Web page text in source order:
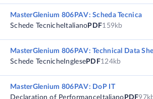
MasterGlenium 806PAV: Scheda Tecnica
Schede Tecniche Italiano PDF159kb
MasterGlenium 806PAV: Technical Data
Schede Tecniche Inglese PDF124kb
MasterGlenium 806PAV: DoP IT
Declaration of Performance Italiano PDF